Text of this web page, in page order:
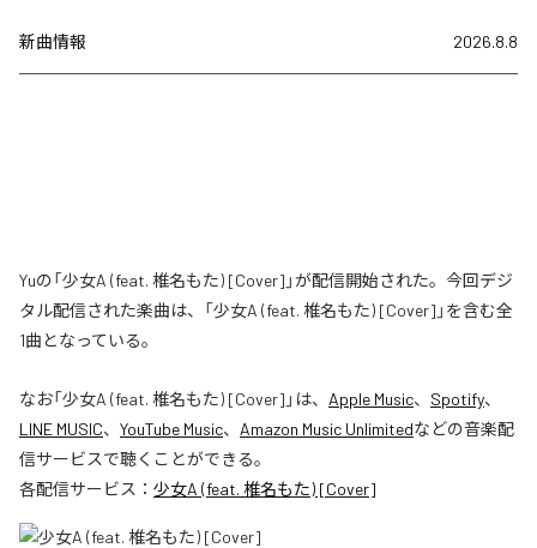
新曲情報 2026.8.8
Yuの「少女A (feat. 椎名もた) [Cover]」が配信開始された。今回デジ
タル配信された楽曲は、「少女A (feat. 椎名もた) [Cover]」を含む全
1曲となっている。
なお「少女A (feat. 椎名もた) [Cover] 」は、 Apple Music、 Spotify、
LINE MUSIC、 YouTube Music、 Amazon Music Unlimitedなどの音楽配
信サービスで聴くことができる。
各配信サービス： 少女A (feat. 椎名もた) [Cover]